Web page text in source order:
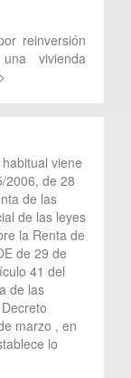
reinversión
vivienda
viene
2006, de 28
de las
de las leyes
la Renta de
de 29 de
41 del
de las
marzo , en
lo